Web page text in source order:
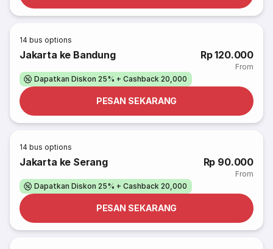
14 bus options
Jakarta ke Bandung Rp 120.000
From
Dapatkan Diskon 25% + Cashback 20,000
PESAN SEKARANG
14 bus options
Jakarta ke Serang Rp 90.000
From
Dapatkan Diskon 25% + Cashback 20,000
PESAN SEKARANG